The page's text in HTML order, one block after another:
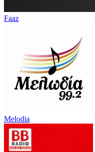
Faaz
Melodia